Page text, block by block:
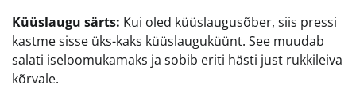
Küüslaugu särts: Kui oled küüslaugusõber, siis pressi
kastme sisse üks-kaks küüslauguküünt. See muudab
salati iseloomukamaks ja sobib eriti hästi just rukkileiva
kõrvale.